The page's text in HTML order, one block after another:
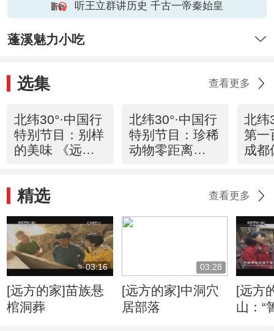
听王立群讲历史 千古一帝秦始皇
蓬溪魅力小吃
选集 查看更多
北纬30°·中国行
特别节目：别样
的美味 《远方
北纬30°·中国行
特别节目：珍稀
动物零距离
北纬
第一
成都
精选 查看更多
03:16
[远方的家]苗族悬
棺洞葬
03:28
[远方的家]中洞穴
居部落
[远方
山：“